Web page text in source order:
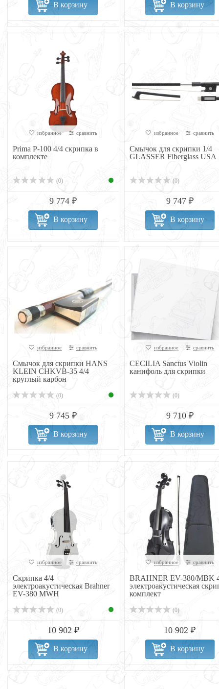
В корзину В корзину
избранное сравнить
Prima P-100 4/4 скрипка в
комплекте
(0)
9 774 ₽
В корзину
избранное сравнить
Смычок для скрипки 1/4
GLASSER Fiberglass USA
(0)
9 747 ₽
В корзину
избранное сравнить
Смычок для скрипки HANS
KLEIN CHKVB-35 4/4
круглый карбон
(0)
9 745 ₽
В корзину
избранное сравнить
CECILIA Sanctus Violin
канифоль для скрипки
(0)
9 710 ₽
В корзину
избранное сравнить
Скрипка 4/4
электроакустическая Brahner
EV-380 MWH
(0)
10 902 ₽
В корзину
избранное сравнить
BRAHNER EV-380/MBK
электроакустическая
комплект
(0)
10 902 ₽
В корзину